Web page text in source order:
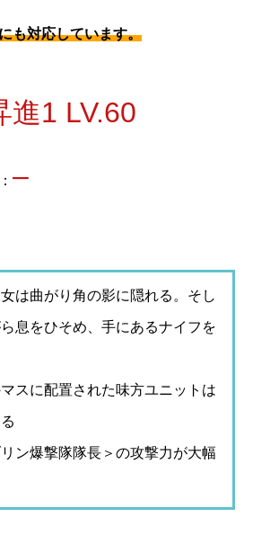
も対応しています。
進1 LV.60
–
は曲がり角の影に隠れる。そし
息をひそめ、手にあるナイフを
スに配置された味方ユニットは
リン爆撃隊隊長＞の攻撃力が大幅